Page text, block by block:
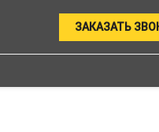
ЗАКАЗАТЬ